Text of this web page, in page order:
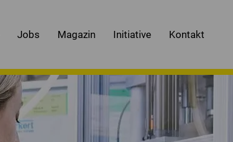
Jobs Magazin Initiative Kontakt